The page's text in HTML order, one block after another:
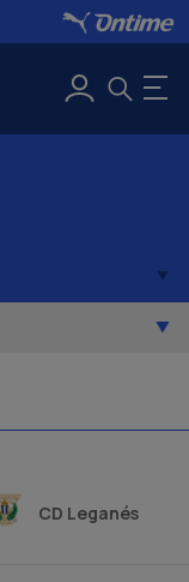
CD Leganés